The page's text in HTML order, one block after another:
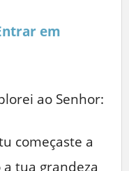
em
ao Senhor:
começaste a
tua grandeza